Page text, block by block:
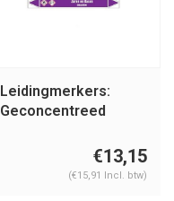
Leidingmerkers:
Geconcentreed
Nederlands | Zuren
€13,15
(€15,91 Incl. btw)